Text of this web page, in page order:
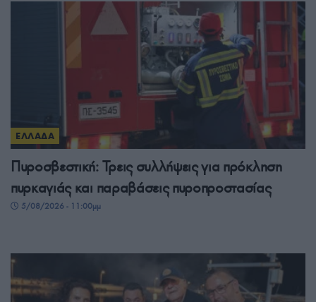
ΕΛΛΑΔΑ
Πυροσβεστική: Τρεις συλλήψεις για πρόκληση
πυρκαγιάς και παραβάσεις πυροπροστασίας
5/08/2026 - 11:00μμ